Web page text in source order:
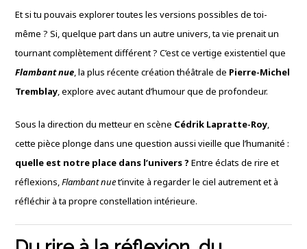
Et si tu pouvais explorer toutes les versions possibles de toi-
même ? Si, quelque part dans un autre univers, ta vie prenait un
tournant complètement différent ? C’est ce vertige existentiel que
Flambant nue, la plus récente création théâtrale de Pierre-Michel
Tremblay, explore avec autant d’humour que de profondeur.
Sous la direction du metteur en scène Cédrik Lapratte-Roy,
cette pièce plonge dans une question aussi vieille que l’humanité :
quelle est notre place dans l’univers ? Entre éclats de rire et
réflexions,Flambant nuet’invite à regarder le ciel autrement et à
réfléchir à ta propre constellation intérieure.